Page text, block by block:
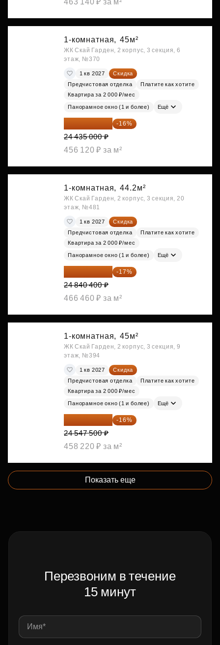
463 140 ₽ за м²
1-комнатная, 45м²
ЖК Скай Гарден, 2 корпус, 3 секция, 6
этаж, №370
1 кв 2027
Скидка
Предчистовая отделка
Платите как хотите
Квартира за 2 000 ₽/мес
Панорамное окно (1 и более) Ещё
20 525 400 ₽ -16%
24 435 000 ₽
456 120 ₽ за м²
1-комнатная, 44.2м²
ЖК Скай Гарден, 2 корпус, 3 секция, 20
этаж, №481
1 кв 2027
Скидка
Предчистовая отделка
Платите как хотите
Квартира за 2 000 ₽/мес
Панорамное окно (1 и более) Ещё
20 617 532 ₽ -17%
24 840 400 ₽
466 460 ₽ за м²
1-комнатная, 45м²
ЖК Скай Гарден, 2 корпус, 3 секция, 9
этаж, №394
1 кв 2027
Скидка
Предчистовая отделка
Платите как хотите
Квартира за 2 000 ₽/мес
Панорамное окно (1 и более) Ещё
20 619 900 ₽ -16%
24 547 500 ₽
458 220 ₽ за м²
Показать еще
Перезвоним в течение
15 минут